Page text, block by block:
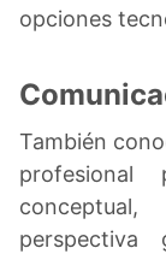
opciones
También
profesional